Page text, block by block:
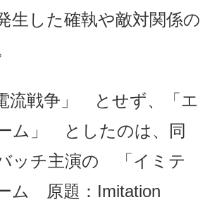
生した確執や敵対関係の
流戦争」 とせず、「エ
ム」 としたのは、同
ッチ主演の 「イミテ
ム 原題：Imitation